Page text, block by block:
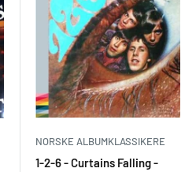
NORSKE ALBUMKLASSIKERE
1-2-6 - Curtains Falling -